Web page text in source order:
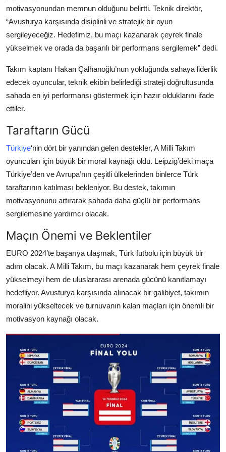
motivasyonundan memnun olduğunu belirtti. Teknik direktör,
“Avusturya karşısında disiplinli ve stratejik bir oyun
sergileyeceğiz. Hedefimiz, bu maçı kazanarak çeyrek finale
yükselmek ve orada da başarılı bir performans sergilemek” dedi.
Takım kaptanı Hakan Çalhanoğlu’nun yokluğunda sahaya liderlik
edecek oyuncular, teknik ekibin belirlediği strateji doğrultusunda
sahada en iyi performansı göstermek için hazır olduklarını ifade
ettiler.
Taraftarın Gücü
Türkiye‘nin dört bir yanından gelen destekler, A Milli Takım
oyuncuları için büyük bir moral kaynağı oldu. Leipzig’deki maça
Türkiye’den ve Avrupa’nın çeşitli ülkelerinden binlerce Türk
taraftarının katılması bekleniyor. Bu destek, takımın
motivasyonunu artırarak sahada daha güçlü bir performans
sergilemesine yardımcı olacak.
Maçın Önemi ve Beklentiler
EURO 2024’te başarıya ulaşmak, Türk futbolu için büyük bir
adım olacak. A Milli Takım, bu maçı kazanarak hem çeyrek finale
yükselmeyi hem de uluslararası arenada gücünü kanıtlamayı
hedefliyor. Avusturya karşısında alınacak bir galibiyet, takımın
moralini yükseltecek ve turnuvanın kalan maçları için önemli bir
motivasyon kaynağı olacak.